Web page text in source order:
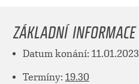
ZÁKLADNÍ INFORMACE
Datum konání: 11.01.2023
Termíny: 19.30